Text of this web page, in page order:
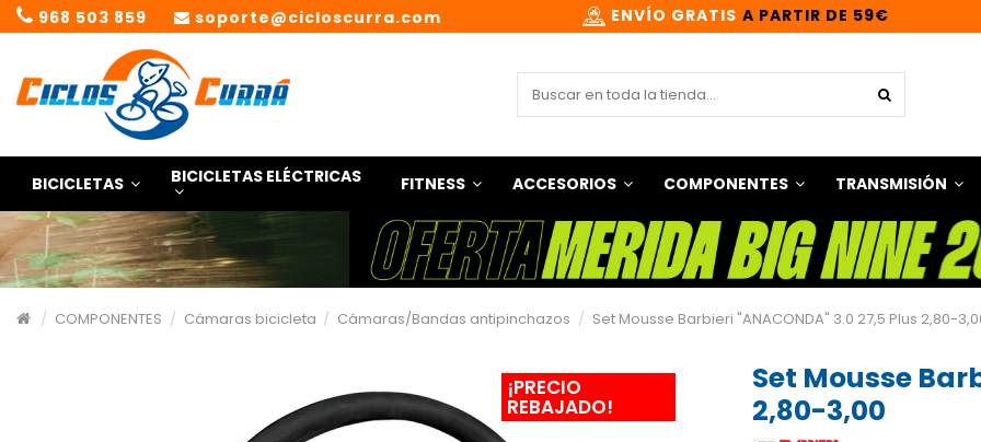
968 503 859 soporte@cicloscurra.com ENVÍO GRATIS A PARTIR DE 59€
BICICLETAS BICICLETAS ELÉCTRICAS FITNESS ACCESORIOS COMPONENTES TRANSMISIÓN
COMPONENTES Cámaras bicicleta Cámaras/Bandas antipinchazos Set Mousse Barbieri "ANACONDA" 3.0 27,5 Plus 2,80-
¡PRECIO
REBAJADO!
Set Mousse
2,80-3,00